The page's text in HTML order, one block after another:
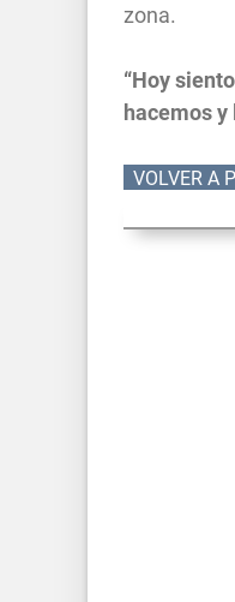
zona.
“Hoy
hacemos
VOLVER A